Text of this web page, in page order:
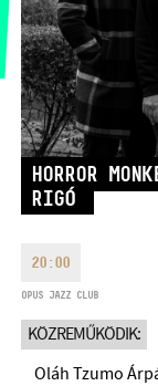
BUDAPEST MUSIC
TELEFON
FAX
HORROR
RIGÓ
20:00
OPUS JAZZ CLUB
KÖZREMŰKÖDIK:
Oláh Tzumo